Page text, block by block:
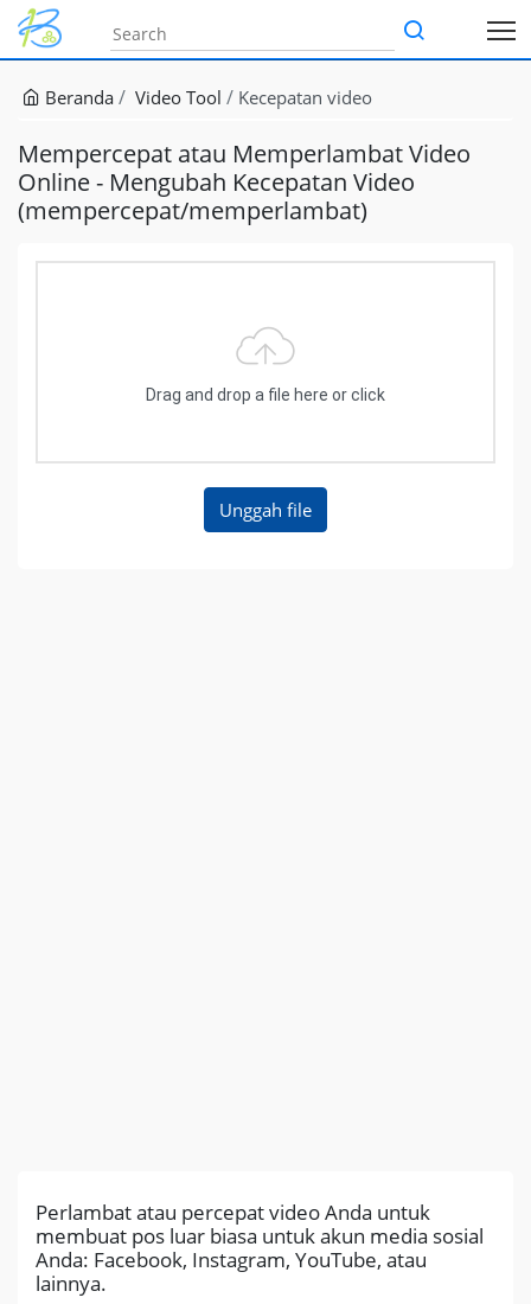
Beranda Video Tool Kecepatan video
Mempercepat atau Memperlambat Video
Online - Mengubah Kecepatan Video
(mempercepat/memperlambat)
Drag and drop a file here or click
Perlambat atau percepat video Anda untuk
membuat pos luar biasa untuk akun media sosial
Anda: Facebook, Instagram, YouTube, atau
lainnya.